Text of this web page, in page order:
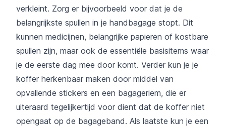
verkleint. Zorg er bijvoorbeeld voor dat je de
belangrijkste spullen in je handbagage stopt. Dit
kunnen medicijnen, belangrijke papieren of kostbare
spullen zijn, maar ook de essentiële basisitems waar
je de eerste dag mee door komt. Verder kun je je
koffer herkenbaar maken door middel van
opvallende stickers en een bagageriem, die er
uiteraard tegelijkertijd voor dient dat de koffer niet
opengaat op de bagageband. Als laatste kun je een